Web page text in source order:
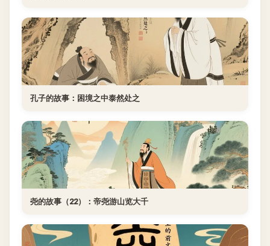
孔子的故事：困境之中泰然处之
尧的故事（22）：帝尧游山览大千